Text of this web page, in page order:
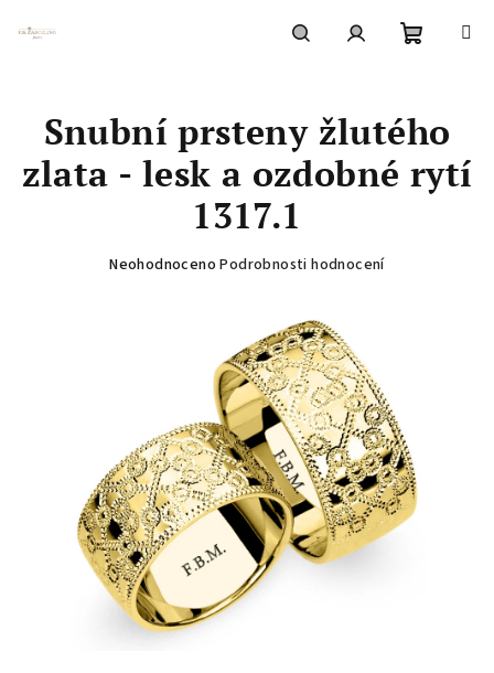
košík
Snubní prsteny žlutého
zlata - lesk a ozdobné rytí
1317.1
Průměrné
Neohodnoceno Podrobnosti hodnocení